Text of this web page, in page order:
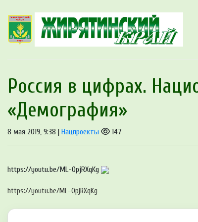
Россия в цифрах.
«Демография»
8 мая 2019, 9:38 | Нацпроекты 147
https://youtu.be/ML-OpjRXqKg
https://youtu.be/ML-OpjRXqKg